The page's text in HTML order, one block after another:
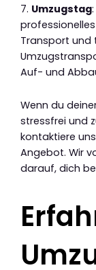
7. Umzugstag
Transport und
Auf- und
Wenn du
stressfrei und
kontaktiere
Angebot. Wir
darauf, dich